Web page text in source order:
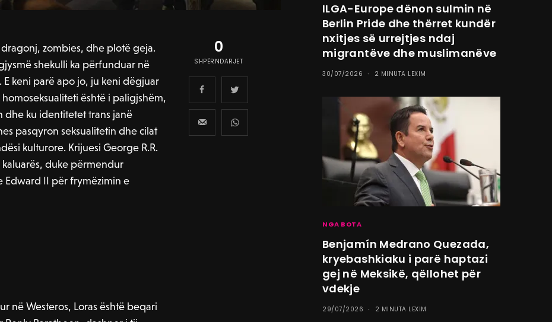
zombies, dhe plotë geja.
shekulli ka përfunduar në
E keni parë apo jo, ju keni dëgjuar
është i paligjshëm,
dhe ku identitetet trans janë
pasqyron seksualitetin dhe cilat
kulturore. Krijuesi George R.R.
duke përmendur
Edward II për frymëzimin e
në Westeros, Loras është beqari
0
SHPËRNDARJET
ILGA-Europe dënon sulmin në
Berlin Pride dhe thërret kundër
nxitjes së urrejtjes ndaj
migrantëve dhe muslimanëve
30/07/2026 2 MINUTA LEXIM
NGA BOTA
Benjamín Medrano Quezada,
kryebashkiaku i parë haptazi
gej në Meksikë, qëllohet për
vdekje
29/07/2026 2 MINUTA LEXIM